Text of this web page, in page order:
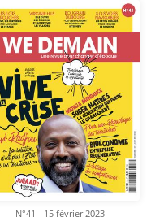
N°41 - 15 février 2023